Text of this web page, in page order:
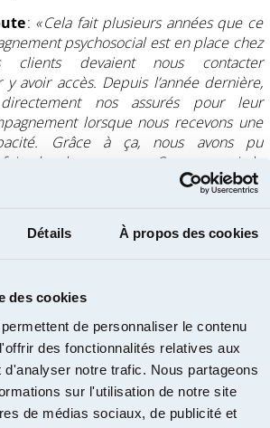
Détails À propos des cookies
des cookies
de personnaliser le contenu
des fonctionnalités relatives aux
d'analyser notre trafic. Nous partageons
sur l'utilisation de notre site
de médias sociaux, de publicité et
: « Cela fait plusieurs années que ce
psychosocial est en place chez
clients devaient nous contacter
avoir accès. Depuis l’année dernière,
nos assurés pour leur
lorsque nous recevons une
Grâce à ça, nous avons pu
plus de personnes. Comme quoi, de
faire une grande différence. Nous
entreprises où les incapacités
Dans cette optique, il a lancé
et Solidaris. Celle-ci propose des
pour mieux gérer le stress,
et adopter des habitudes de vie plus